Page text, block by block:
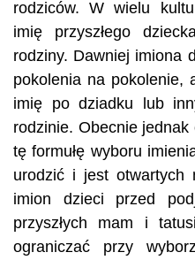
rodziców. W wielu
imię przyszłego
rodziny. Dawniej imiona
pokolenia na pokolenie,
imię po dziadku lub
rodzinie. Obecnie
tę formułę wyboru
urodzić i jest otwartych
imion dzieci przed
przyszłych mam i
ograniczać przy